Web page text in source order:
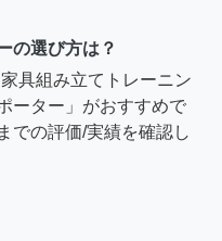
の選び方は？
具組み立てトレーニン
ーター」がおすすめで
での評価/実績を確認し